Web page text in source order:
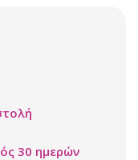
30 ημερών